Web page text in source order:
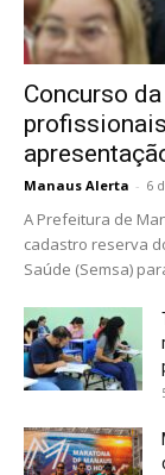
Concurso
Manaus Alerta - 6
A Prefeitura de
cadastro reserva
Saúde (Semsa)